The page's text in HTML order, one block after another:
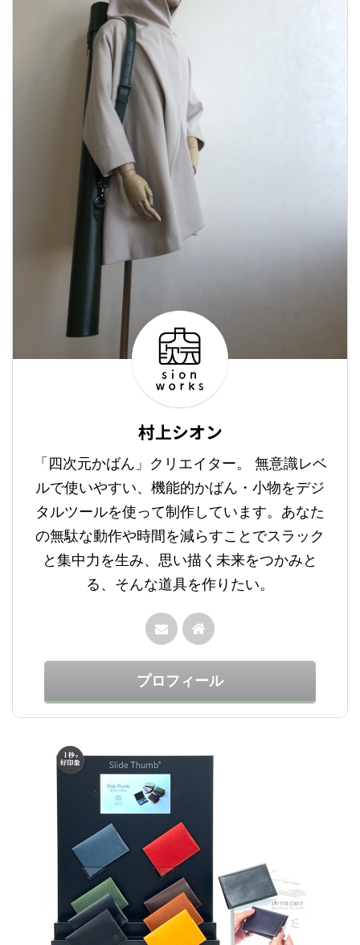
村上シオン
「四次元かばん」クリエイター。 無意識レベ
ルで使いやすい、機能的かばん・小物をデジ
タルツールを使って制作しています。あなた
の無駄な動作や時間を減らすことでスラック
と集中力を生み、思い描く未来をつかみと
る、そんな道具を作りたい。
プロフィール